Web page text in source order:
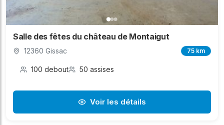
Salle des fêtes du château de Montaigut
12360 Gissac 75 km
100 debout 50 assises
Voir les détails